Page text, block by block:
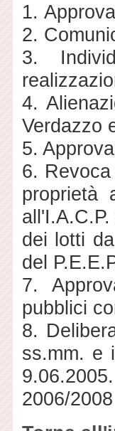
1.
2.
3.
4.
Verdazzo
5.
6.
proprietà
dei lotti
del
7.
pubblici
8.
ss.mm. e
2006/